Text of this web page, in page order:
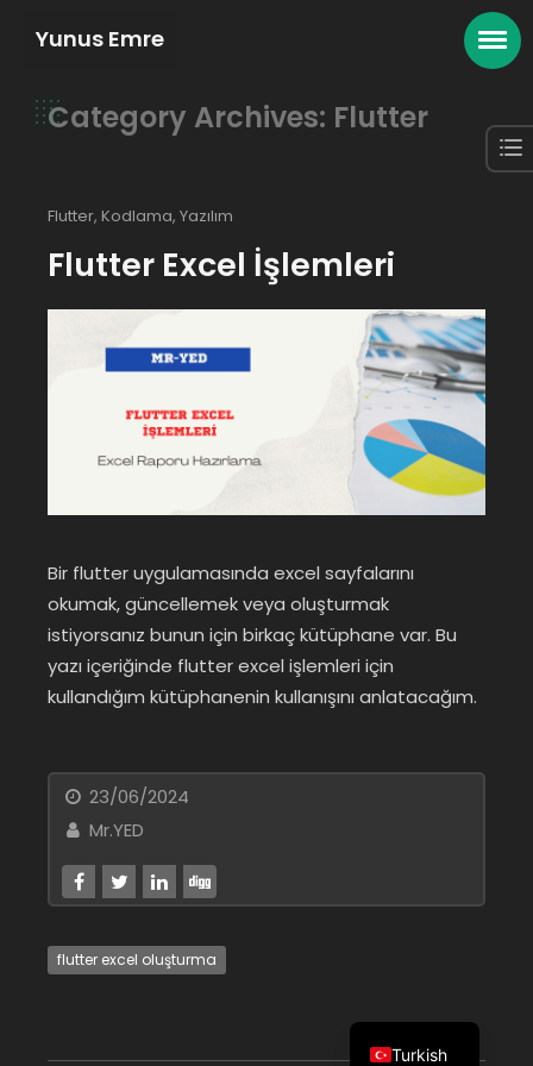
Yunus Emre
Category Archives: Flutter
Flutter, Kodlama, Yazılım
Flutter Excel İşlemleri
Bir flutter uygulamasında excel sayfalarını
okumak, güncellemek veya oluşturmak
istiyorsanız bunun için birkaç kütüphane var. Bu
yazı içeriğinde flutter excel işlemleri için
kullandığım kütüphanenin kullanışını anlatacağım.
23/06/2024
Mr.YED
flutter excel oluşturma
Turkish